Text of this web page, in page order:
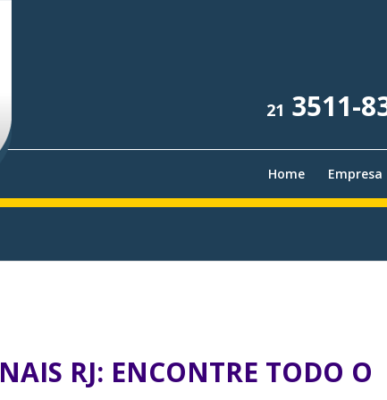
21 3511-
Home Empresa
RJ: ENCONTRE TODO O